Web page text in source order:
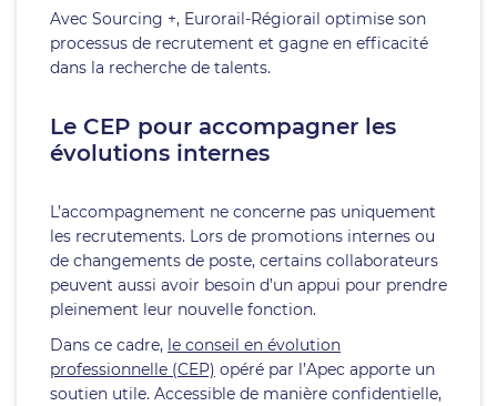
Avec Sourcing +, Eurorail-Régiorail optimise son
processus de recrutement et gagne en efficacité
dans la recherche de talents.
Le CEP pour accompagner les
évolutions internes
L’accompagnement ne concerne pas uniquement
les recrutements. Lors de promotions internes ou
de changements de poste, certains collaborateurs
peuvent aussi avoir besoin d’un appui pour prendre
pleinement leur nouvelle fonction.
Dans ce cadre, le conseil en évolution
professionnelle (CEP) opéré par l’Apec apporte un
soutien utile. Accessible de manière confidentielle,